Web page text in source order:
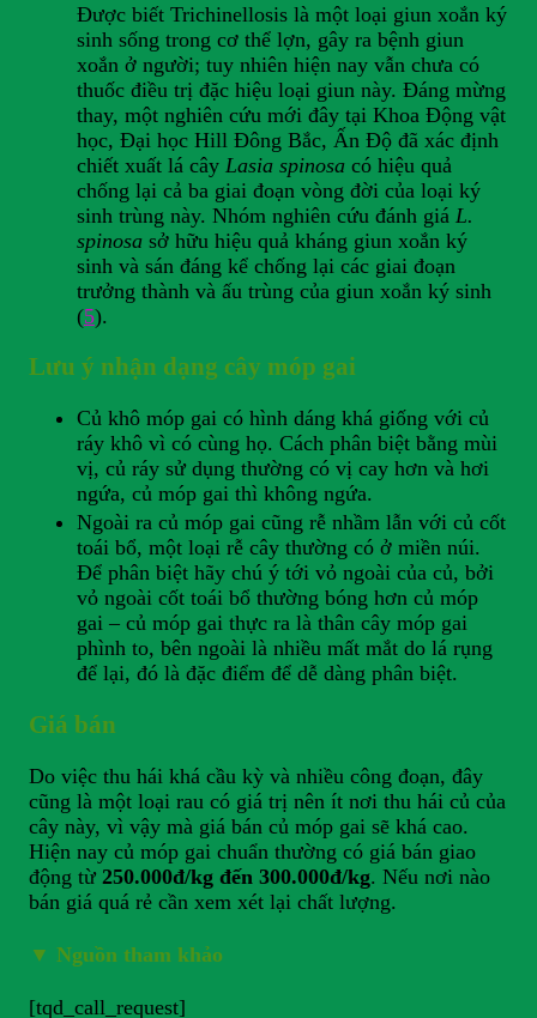
Được biết Trichinellosis là một loại giun xoắn ký
sinh sống trong cơ thể lợn, gây ra bệnh giun
xoắn ở người; tuy nhiên hiện nay vẫn chưa có
thuốc điều trị đặc hiệu loại giun này. Đáng mừng
thay, một nghiên cứu mới đây tại Khoa Động vật
học, Đại học Hill Đông Bắc, Ấn Độ đã xác định
chiết xuất lá cây Lasia spinosa có hiệu quả
chống lại cả ba giai đoạn vòng đời của loại ký
sinh trùng này. Nhóm nghiên cứu đánh giá L.
spinosasở hữu hiệu quả kháng giun xoắn ký
sinh và sán đáng kể chống lại các giai đoạn
trưởng thành và ấu trùng của giun xoắn ký sinh
(5).
Lưu ý nhận dạng cây móp gai
Củ khô móp gai có hình dáng khá giống với củ
ráy khô vì có cùng họ. Cách phân biệt bằng mùi
vị, củ ráy sử dụng thường có vị cay hơn và hơi
ngứa, củ móp gai thì không ngứa.
Ngoài ra củ móp gai cũng rễ nhầm lẫn với củ cốt
toái bổ, một loại rễ cây thường có ở miền núi.
Để phân biệt hãy chú ý tới vỏ ngoài của củ, bởi
vỏ ngoài cốt toái bổ thường bóng hơn củ móp
gai – củ móp gai thực ra là thân cây móp gai
phình to, bên ngoài là nhiều mất mắt do lá rụng
để lại, đó là đặc điểm để dễ dàng phân biệt.
Giá bán
Do việc thu hái khá cầu kỳ và nhiều công đoạn, đây
cũng là một loại rau có giá trị nên ít nơi thu hái củ của
cây này, vì vậy mà giá bán củ móp gai sẽ khá cao.
Hiện nay củ móp gai chuẩn thường có giá bán giao
động từ 250.000đ/kg đến 300.000đ/kg. Nếu nơi nào
bán giá quá rẻ cần xem xét lại chất lượng.
▼ Nguồn tham khảo
[tqd_call_request]